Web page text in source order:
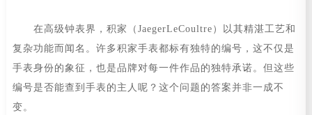
在高级钟表界，积家（JaegerLeCoultre）以其精湛工艺和
复杂功能而闻名。许多积家手表都标有独特的编号，这不仅是
手表身份的象征，也是品牌对每一件作品的独特承诺。但这些
编号是否能查到手表的主人呢？这个问题的答案并非一成不
变。